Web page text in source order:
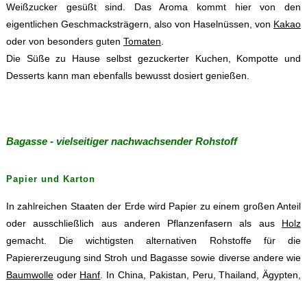
Weißzucker gesüßt sind. Das Aroma kommt hier von den
eigentlichen Geschmacksträgern, also von Haselnüssen, von Kakao
oder von besonders guten Tomaten
Die Süße zu Hause selbst gezuckerter Kuchen, Kompotte und
Desserts kann man ebenfalls bewusst dosiert genießen.
Bagasse - vielseitiger nachwachsender Rohstoff
Papier und Karton
In zahlreichen Staaten der Erde wird Papier zu einem großen Anteil
oder ausschließlich aus anderen Pflanzenfasern als aus Holz
gemacht. Die wichtigsten alternativen Rohstoffe für die
Papiererzeugung sind Stroh und Bagasse sowie diverse andere wie
Baumwolleoder Hanf . In China, Pakistan, Peru, Thailand, Ägypten,